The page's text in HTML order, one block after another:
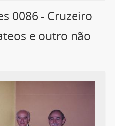
0086 - Cruzeiro
e outro não